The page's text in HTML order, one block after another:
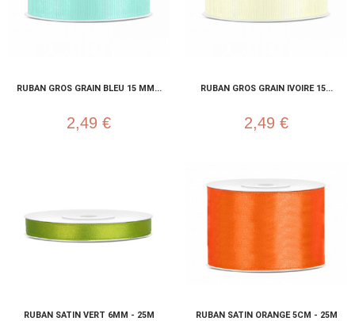
RUBAN GROS GRAIN BLEU 15 MM...
2,49 €
RUBAN GROS GRAIN IVOIRE 15...
2,49 €
RUBAN SATIN VERT 6MM - 25M RUBAN SATIN ORANGE 5CM - 25M